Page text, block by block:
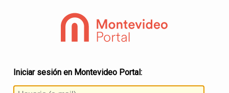
Iniciar sesión en Montevideo Portal: